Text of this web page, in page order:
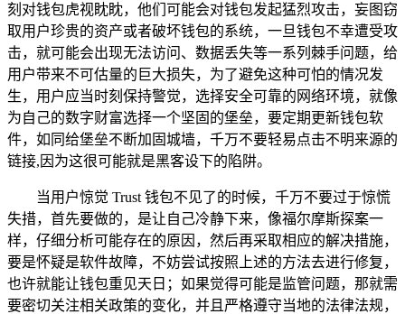
刻对钱包虎视眈眈，他们可能会对钱包发起猛烈攻击，妄图窃
取用户珍贵的资产或者破坏钱包的系统，一旦钱包不幸遭受攻
击，就可能会出现无法访问、数据丢失等一系列棘手问题，给
用户带来不可估量的巨大损失，为了避免这种可怕的情况发
生，用户应当时刻保持警觉，选择安全可靠的网络环境，就像
为自己的数字财富选择一个坚固的堡垒，要定期更新钱包软
件，如同给堡垒不断加固城墙，千万不要轻易点击不明来源的
链接,因为这很可能就是黑客设下的陷阱。
当用户惊觉 Trust 钱包不见了的时候，千万不要过于惊慌
失措，首先要做的，是让自己冷静下来，像福尔摩斯探案一
样，仔细分析可能存在的原因，然后再采取相应的解决措施，
要是怀疑是软件故障，不妨尝试按照上述的方法去进行修复，
也许就能让钱包重见天日；如果觉得可能是监管问题，那就需
要密切关注相关政策的变化，并且严格遵守当地的法律法规，